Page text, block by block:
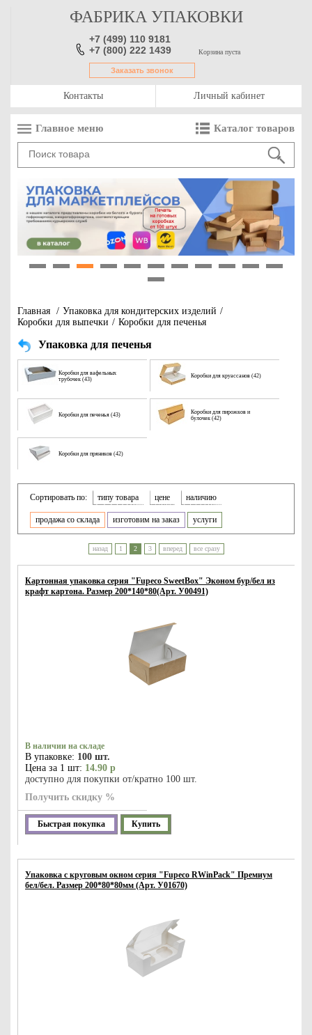
ФАБРИКА УПАКОВКИ
+7 (499) 110 9181
+7 (800) 222 1439
Заказать звонок
Корзина пуста
Контакты Личный кабинет
Главное меню Каталог товаров
Главная / Упаковка для кондитерских изделий /
Коробки для выпечки / Коробки для печенья
Упаковка для печенья
Коробки для вафельных
трубочек (43)
Коробки для круассанов (42)
Коробки для печенья (43)
Коробки для пирожков и
булочек (42)
Коробки для пряников (42)
Сортировать по: типу товара цене наличию
продажа со склада изготовим на заказ услуги
назад 1 2 3 вперед все сразу
Картонная упаковка серия "Fupeco SweetBox" Эконом бур/бел из
крафт картона. Размер 200*140*80(Арт. У00491)
В наличии на складе
В упаковке: 100 шт.
Цена за 1 шт: 14.90 р
доступно для покупки от/кратно 100 шт.
Получить скидку %
Быстрая покупка Купить
Упаковка с круговым окном серия "Fupeco RWinPack" Премиум
бел/бел. Размер 200*80*80мм (Арт. У01670)